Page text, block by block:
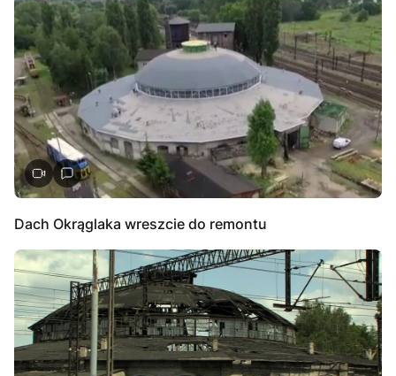
Dach Okrąglaka wreszcie do remontu